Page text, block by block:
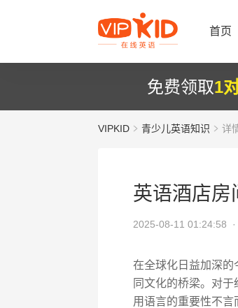
首页
免费领取1
VIPKID 青少儿英语知识 详
英语酒店房
2025-08-11 01:24:58 ·
在全球化日益加深的
同文化的桥梁。对
用语言的重要性不